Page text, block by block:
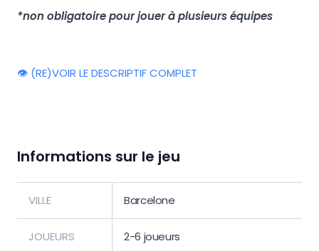
*non obligatoire pour jouer à plusieurs équipes
👁️ (RE)VOIR LE DESCRIPTIF COMPLET
Informations sur le jeu
VILLE Barcelone
JOUEURS 2-6 joueurs